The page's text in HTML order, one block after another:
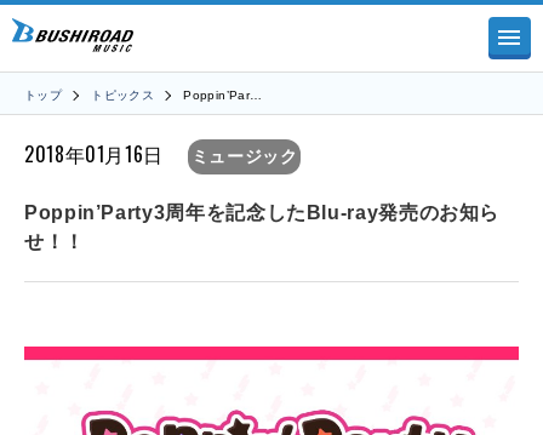
トップ トピックス Poppin’Par…
2018年01月16日 ミュージック
Poppin’Party3周年を記念したBlu-ray発売のお知ら
せ！！